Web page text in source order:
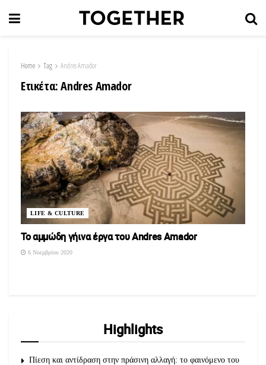
Home Tag Andres Amador
Ετικέτα:Andres Amador
LIFE & CULTURE
Το αμμώδη γήινα έργα του Andres Amador
6 Νοεμβρίου 2020
Highlights
Πίεση και αντίδραση στην πράσινη αλλαγή: το φαινόμενο του